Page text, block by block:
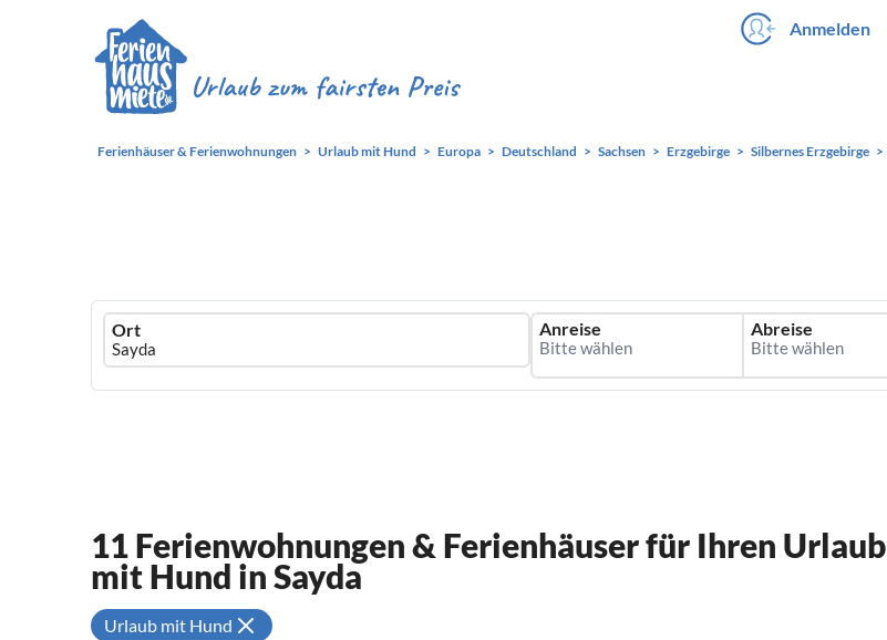
Anmelden
Ferienhäuser & Ferienwohnungen Urlaub mit Hund Europa Deutschland Sachsen Erzgebirge Silbernes Erzgebirge
Ferienhausmiete
logo
Ort Anreise Abreise
11 Ferienwohnungen & Ferienhäuser für Ihren Urlaub
mit Hund in Sayda
Urlaub mit Hund